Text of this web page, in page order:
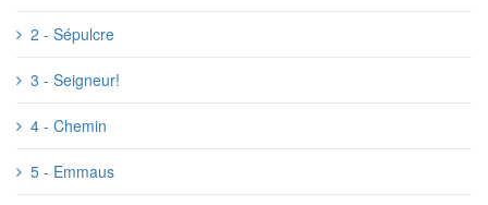
2 - Sépulcre
3 - Seigneur!
4 - Chemin
5 - Emmaus